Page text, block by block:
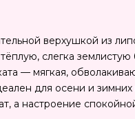
верхушкой из
слегка
— мягкая,
для осени и зимних
а настроение